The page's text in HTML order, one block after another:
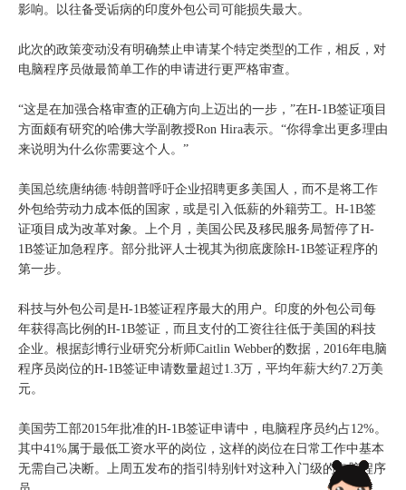
影响。以往备受诟病的印度外包公司可能损失最大。
此次的政策变动没有明确禁止申请某个特定类型的工作，相反，对
电脑程序员做最简单工作的申请进行更严格审查。
“这是在加强合格审查的正确方向上迈出的一步，”在H-1B签证项目
方面颇有研究的哈佛大学副教授Ron Hira表示。“你得拿出更多理由
来说明为什么你需要这个人。”
美国总统唐纳德·特朗普呼吁企业招聘更多美国人，而不是将工作
外包给劳动力成本低的国家，或是引入低薪的外籍劳工。H-1B签
证项目成为改革对象。上个月，美国公民及移民服务局暂停了H-
1B签证加急程序。部分批评人士视其为彻底废除H-1B签证程序的
第一步。
科技与外包公司是H-1B签证程序最大的用户。印度的外包公司每
年获得高比例的H-1B签证，而且支付的工资往往低于美国的科技
企业。根据彭博行业研究分析师Caitlin Webber的数据，2016年电脑
程序员岗位的H-1B签证申请数量超过1.3万，平均年薪大约7.2万美
元。
美国劳工部2015年批准的H-1B签证申请中，电脑程序员约占12%。
其中41%属于最低工资水平的岗位，这样的岗位在日常工作中基本
无需自己决断。上周五发布的指引特别针对这种入门级的电脑程序